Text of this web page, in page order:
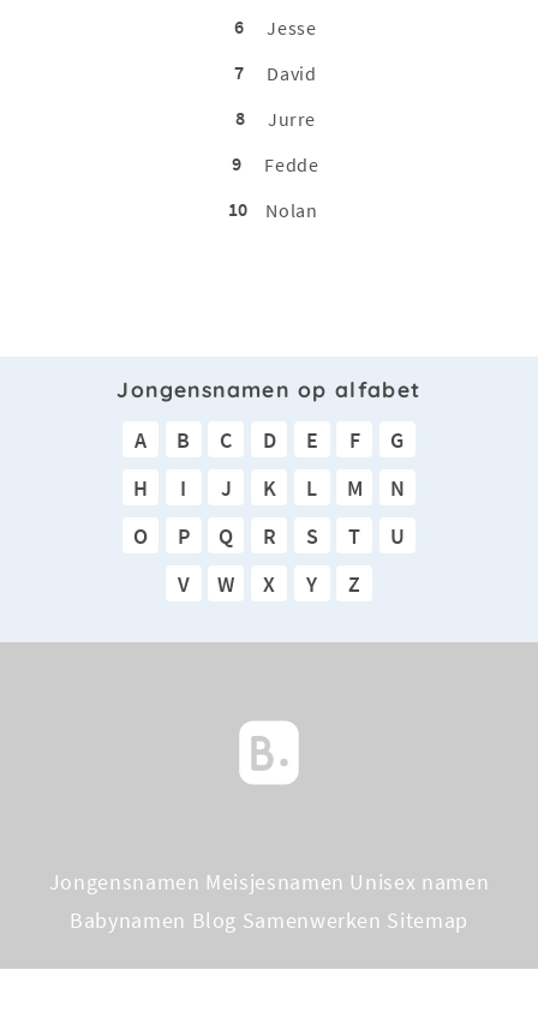
6
Jesse
7
David
8
Jurre
9
Fedde
10
Nolan
Jongensnamen op alfabet
A B C D E F
G
H
I J K L M
N
O
P Q R S T
U
V
W X Y Z
Jongensnamen Meisjesnamen Unisex namen
Babynamen Blog Samenwerken Sitemap